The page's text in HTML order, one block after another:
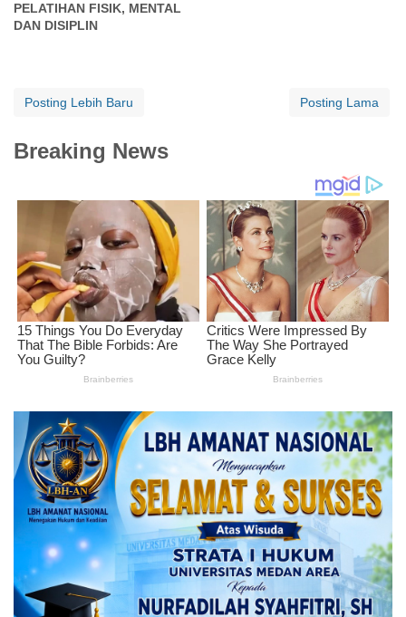
PELATIHAN FISIK, MENTAL
DAN DISIPLIN
Posting Lebih Baru Posting Lama
Breaking News